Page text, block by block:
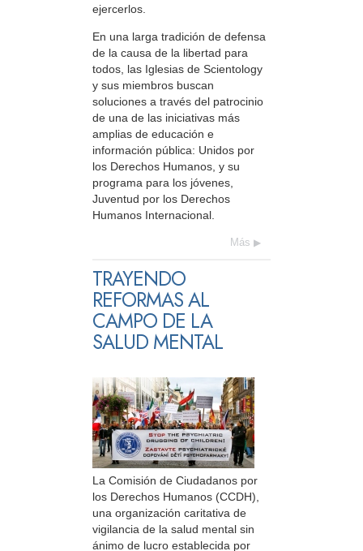
ejercerlos.
En una larga tradición de defensa
de la causa de la libertad para
todos, las Iglesias de Scientology
y sus miembros buscan
soluciones a través del patrocinio
de una de las iniciativas más
amplias de educación e
información pública: Unidos por
los Derechos Humanos, y su
programa para los jóvenes,
Juventud por los Derechos
Humanos Internacional.
Más
TRAYENDO
REFORMAS AL
CAMPO DE LA
SALUD MENTAL
La Comisión de Ciudadanos por
los Derechos Humanos (CCDH),
una organización caritativa de
vigilancia de la salud mental sin
ánimo de lucro establecida por